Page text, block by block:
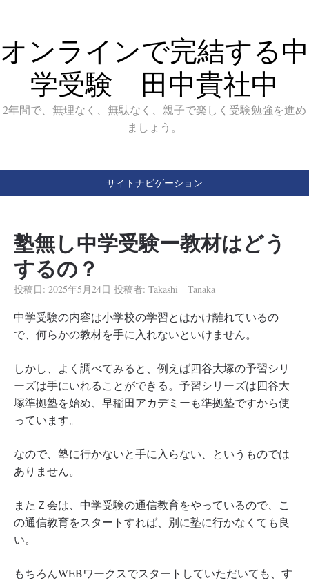
オンラインで完結する中
学受験 田中貴社中
2年間で、無理なく、無駄なく、親子で楽しく受験勉強を進め
ましょう。
サイトナビゲーション
塾無し中学受験ー教材はどう
するの？
投稿日: 2025年5月24日 投稿者: Takashi Tanaka
中学受験の内容は小学校の学習とはかけ離れているの
で、何らかの教材を手に入れないといけません。
しかし、よく調べてみると、例えば四谷大塚の予習シリ
ーズは手にいれることができる。予習シリーズは四谷大
塚準拠塾を始め、早稲田アカデミーも準拠塾ですから使
っています。
なので、塾に行かないと手に入らない、というものでは
ありません。
またＺ会は、中学受験の通信教育をやっているので、こ
の通信教育をスタートすれば、別に塾に行かなくても良
い。
もちろんWEBワークスでスタートしていただいても、す